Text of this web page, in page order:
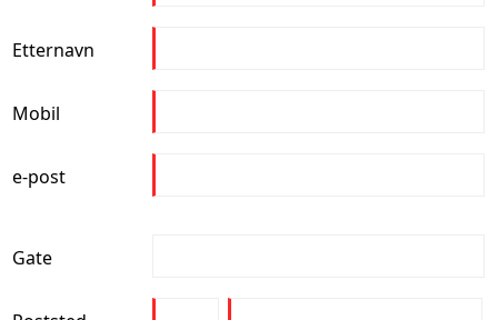
Etternavn
Mobil
e-post
Gate